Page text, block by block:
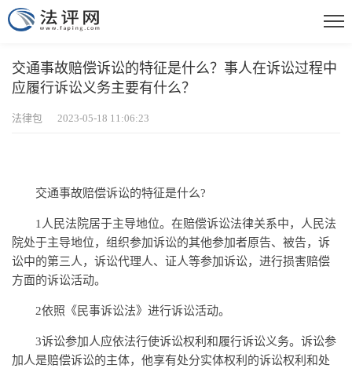
交通事故赔偿诉讼的特征是什么？事人在诉讼过程中
应履行诉讼义务主要有什么？
法律包 2023-05-18 11:06:23
交通事故赔偿诉讼的特征是什么?
1人民法院居于主导地位。在赔偿诉讼法律关系中，人民法
院处于主导地位，组织参加诉讼的其他参加者原告、被告，诉
讼中的第三人，诉讼代理人、证人等参加诉讼，进行损害赔偿
方面的诉讼活动。
2依照《民事诉讼法》进行诉讼活动。
3诉讼参加人应依法行使诉讼权利和履行诉讼义务。诉讼参
加人是赔偿诉讼的主体，他享有处分实体权利的诉讼权利和处